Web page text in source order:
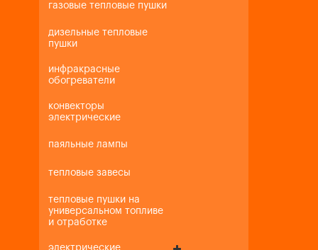
газовые тепловые пушки
дизельные тепловые
пушки
инфракрасные
обогреватели
конвекторы
электрические
паяльные лампы
тепловые завесы
тепловые пушки на
универсальном топливе
и отработке
электрические